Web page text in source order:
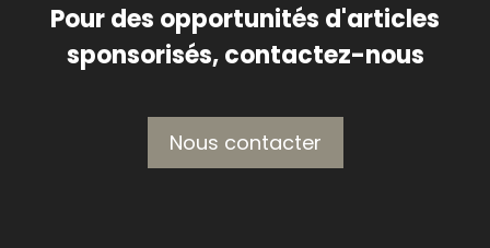
Pour des opportunités d'articles
sponsorisés, contactez-nous
Nous contacter